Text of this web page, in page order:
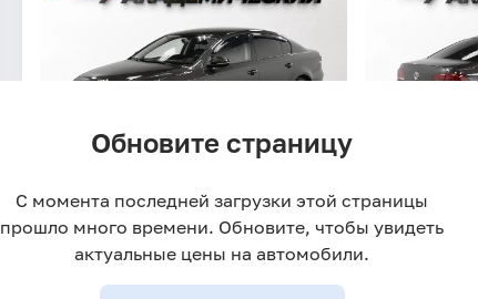
Volkswagen Passat 1.4 AMT122 л.с.2014129 774 км
589 000 ₽ 795 000 ₽
Обновите страницу
С момента последней загрузки этой страницы
прошло много времени. Обновите, чтобы увидеть
актуальные цены на автомобили.